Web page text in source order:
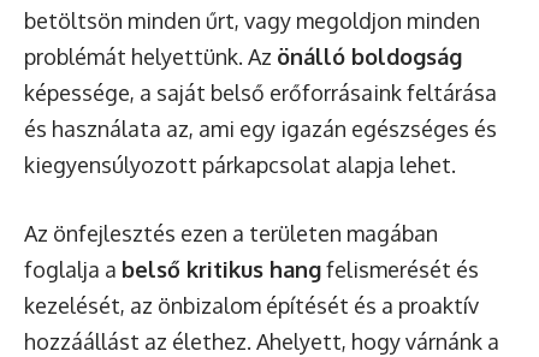
betöltsön minden űrt, vagy megoldjon minden
problémát helyettünk. Az önálló boldogság
képessége, a saját belső erőforrásaink feltárása
és használata az, ami egy igazán egészséges és
kiegyensúlyozott párkapcsolat alapja lehet.
Az önfejlesztés ezen a területen magában
foglalja a belső kritikus hangfelismerését és
kezelését, az önbizalom építését és a proaktív
hozzáállást az élethez. Ahelyett, hogy várnánk a